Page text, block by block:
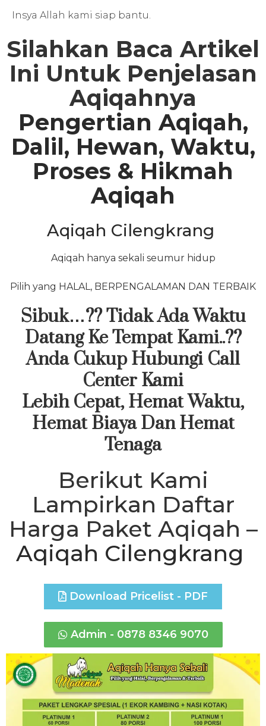
Insya Allah kami siap bantu.
Silahkan Baca Artikel
Ini Untuk Penjelasan
Aqiqahnya
Pengertian Aqiqah,
Dalil, Hewan, Waktu,
Proses & Hikmah
Aqiqah
Aqiqah Cilengkrang
Aqiqah hanya sekali seumur hidup
Pilih yang HALAL, BERPENGALAMAN DAN TERBAIK
Sibuk…?? Tidak Ada Waktu
Datang Ke Tempat Kami..??
Anda Cukup Hubungi Call
Center Kami
Lebih Cepat, Hemat Waktu,
Hemat Biaya Dan Hemat
Tenaga
Berikut Kami
Lampirkan Daftar
Harga Paket Aqiqah –
Aqiqah Cilengkrang
Download Pricelist - PDF
Admin - 0878 8346 9070